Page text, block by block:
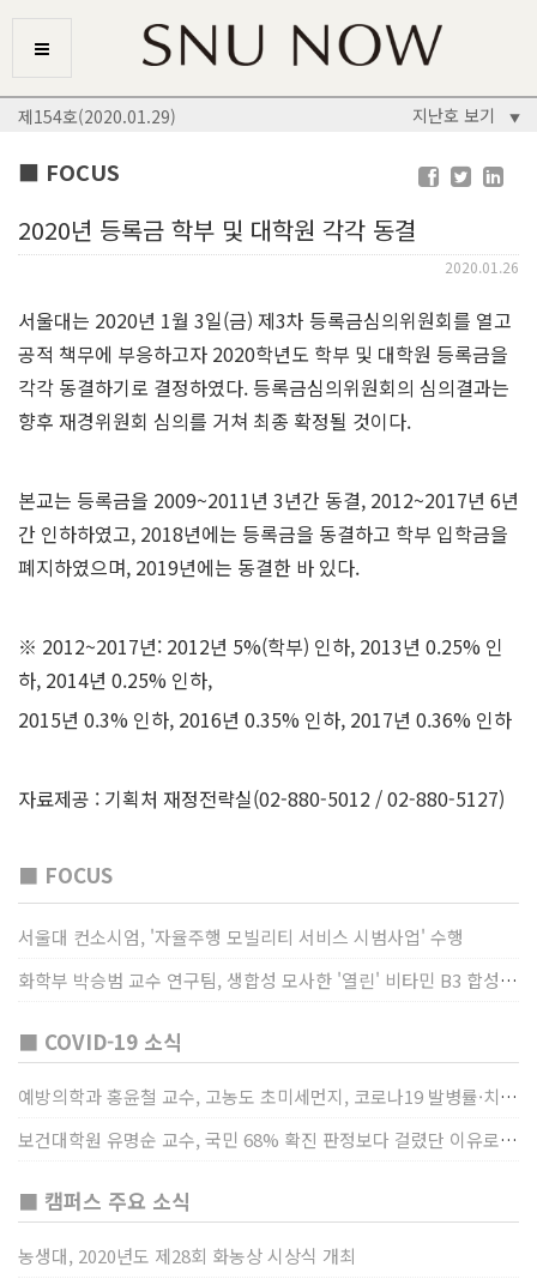
제154호(2020.01.29) 지난호 보기 ▼
■ FOCUS
2020년 등록금 학부 및 대학원 각각 동결
2020.01.26
서울대는 2020년 1월 3일(금) 제3차 등록금심의위원회를 열고
공적 책무에 부응하고자 2020학년도 학부 및 대학원 등록금을
각각 동결하기로 결정하였다. 등록금심의위원회의 심의결과는
향후 재경위원회 심의를 거쳐 최종 확정될 것이다.
본교는 등록금을 2009~2011년 3년간 동결, 2012~2017년 6년
간 인하하였고, 2018년에는 등록금을 동결하고 학부 입학금을
폐지하였으며, 2019년에는 동결한 바 있다.
※ 2012~2017년: 2012년 5%(학부) 인하, 2013년 0.25% 인
하, 2014년 0.25% 인하,
2015년 0.3% 인하, 2016년 0.35% 인하, 2017년 0.36% 인하
자료제공 : 기획처 재정전략실(02-880-5012 / 02-880-5127)
■ FOCUS
서울대 컨소시엄, '자율주행 모빌리티 서비스 시범사업' 수행
화학부 박승범 교수 연구팀, 생합성 모사한 '열린' 비타민 B3 합성법 개발
■ COVID-19 소식
예방의학과 홍윤철 교수, 고농도 초미세먼지, 코로나19 발병률·치명률 높인다
보건대학원 유명순 교수, 국민 68% 확진 판정보다 걸렸단 이유로 비난받는 걸 더 두려해
■ 캠퍼스 주요 소식
농생대, 2020년도 제28회 화농상 시상식 개최